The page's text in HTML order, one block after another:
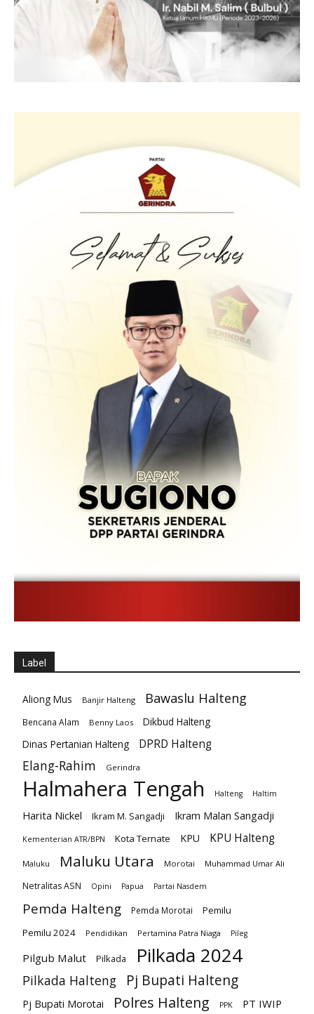
Label
Aliong Mus Banjir Halteng Bawaslu Halteng
Bencana Alam Benny Laos
Dikbud Halteng
Dinas Pertanian Halteng
DPRD Halteng
Elang-Rahim Gerindra
Halmahera Tengah Halteng Haltim
Harita Nickel Ikram M. Sangadji Ikram Malan Sangadji
Kementerian ATR/BPN Kota Ternate KPU KPU Halteng
Maluku Maluku Utara Morotai Muhammad Umar Ali
Netralitas ASN Opini Papua Partai Nasdem
Pemda Halteng Pemda Morotai
Pemilu
Pemilu 2024
Pendidikan Pertamina Patra Niaga Pileg
Pilgub Malut Pilkada Pilkada 2024
Pilkada Halteng Pj Bupati Halteng
Pj Bupati Morotai Polres Halteng PPK PT IWIP